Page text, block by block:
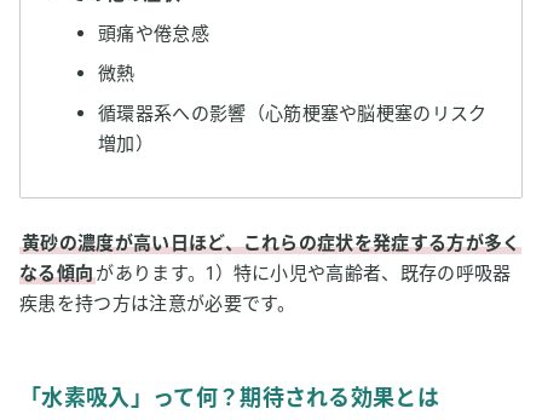
頭痛や倦怠感
微熱
循環器系への影響（心筋梗塞や脳梗塞のリスク
増加）
黄砂の濃度が高い日ほど、これらの症状を発症する方が多く
なる傾向があります。1）特に小児や高齢者、既存の呼吸器
疾患を持つ方は注意が必要です。
「水素吸入」って何？期待される効果とは